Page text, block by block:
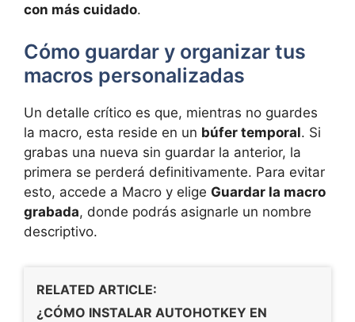
con más cuidado.
Cómo guardar y organizar tus
macros personalizadas
Un detalle crítico es que, mientras no guardes
la macro, esta reside en un búfer temporal. Si
grabas una nueva sin guardar la anterior, la
primera se perderá definitivamente. Para evitar
esto, accede a Macro y elige Guardar la macro
grabada, donde podrás asignarle un nombre
descriptivo.
RELATED ARTICLE:
¿CÓMO INSTALAR AUTOHOTKEY EN